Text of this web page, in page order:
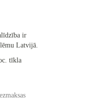
ir
Latvijā.
tīkla